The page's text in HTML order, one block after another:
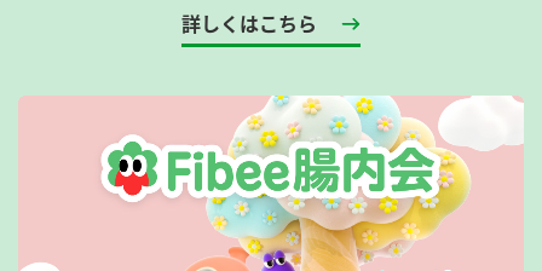
詳しくはこちら